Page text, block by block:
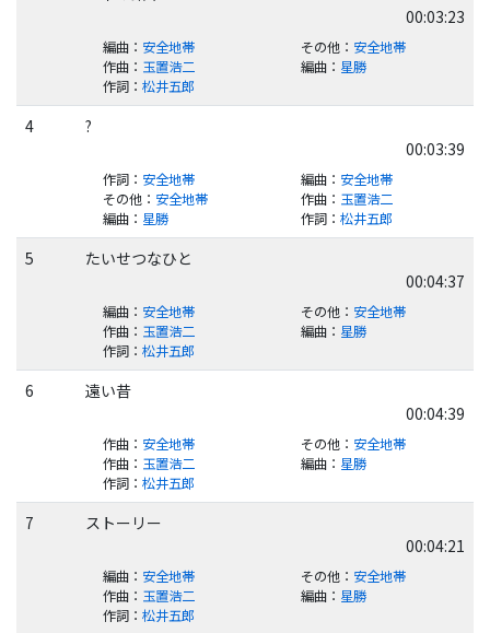
00:03:23
編曲： 安全地帯 その他： 安全地帯
作曲： 玉置浩二 編曲： 星勝
作詞： 松井五郎
4
?
00:03:39
作詞： 安全地帯 編曲： 安全地帯
その他： 安全地帯 作曲： 玉置浩二
編曲： 星勝 作詞： 松井五郎
5
たいせつなひと
00:04:37
編曲： 安全地帯 その他： 安全地帯
作曲： 玉置浩二 編曲： 星勝
作詞： 松井五郎
6
遠い昔
00:04:39
作曲： 安全地帯 その他： 安全地帯
作曲： 玉置浩二 編曲： 星勝
作詞： 松井五郎
7
ストーリー
00:04:21
編曲： 安全地帯 その他： 安全地帯
作曲： 玉置浩二 編曲： 星勝
作詞： 松井五郎